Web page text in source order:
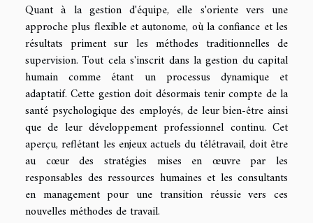
Quant à la gestion d'équipe, elle s'oriente vers une
approche plus flexible et autonome, où la confiance et les
résultats priment sur les méthodes traditionnelles de
supervision. Tout cela s'inscrit dans la gestion du capital
humain comme étant un processus dynamique et
adaptatif. Cette gestion doit désormais tenir compte de la
santé psychologique des employés, de leur bien-être ainsi
que de leur développement professionnel continu. Cet
aperçu, reflétant les enjeux actuels du télétravail, doit être
au cœur des stratégies mises en œuvre par les
responsables des ressources humaines et les consultants
en management pour une transition réussie vers ces
nouvelles méthodes de travail.